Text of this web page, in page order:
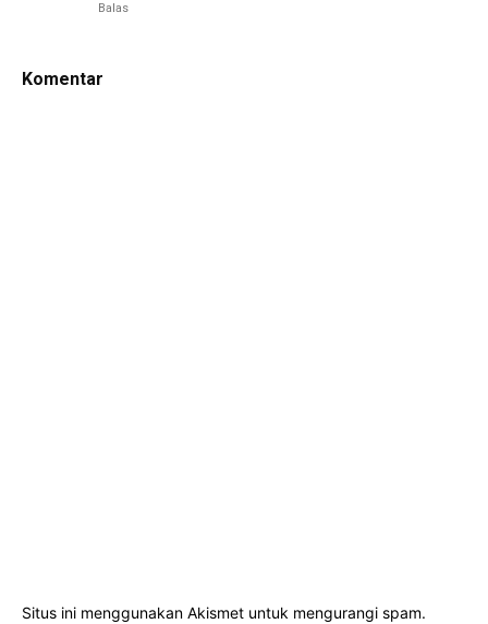
Balas
Komentar
Situs ini menggunakan Akismet untuk mengurangi spam.